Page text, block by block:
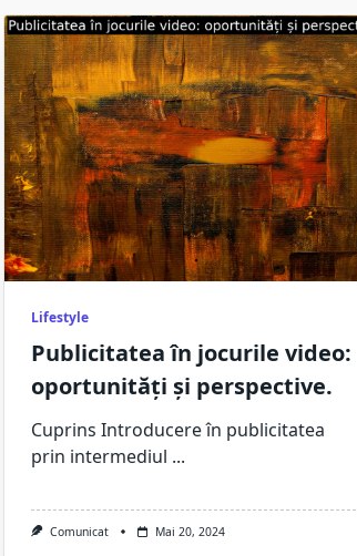
Lifestyle
Publicitatea în jocurile video:
oportunități și perspective.
Cuprins Introducere în publicitatea
prin intermediul ...
Comunicat Mai 20, 2024